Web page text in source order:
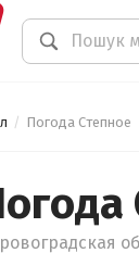
Погода Степное